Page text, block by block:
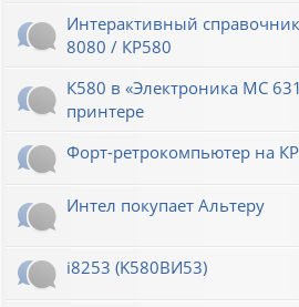
Интерактивный
8080 / КР580
К580 в «Электроника МС
принтере
Форт-ретрокомпьютер на
Интел покупает Альтеру
i8253 (K580ВИ53)